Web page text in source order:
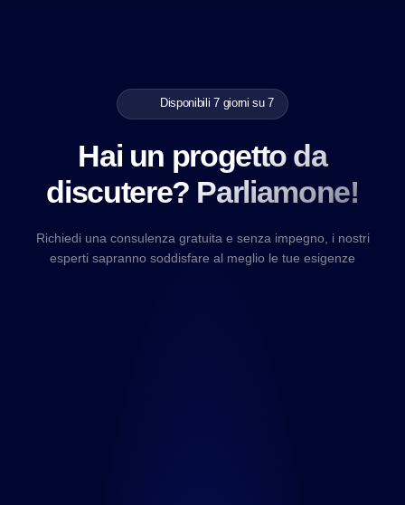
Disponibili 7 giorni su 7
Hai un progetto da
discutere? Parliamone!
Richiedi una consulenza gratuita e senza impegno, i nostri
esperti sapranno soddisfare al meglio le tue esigenze